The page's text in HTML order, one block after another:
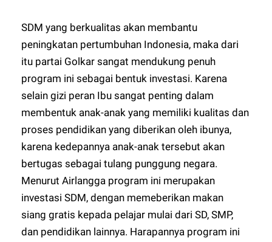
SDM yang berkualitas akan membantu
peningkatan pertumbuhan Indonesia, maka dari
itu partai Golkar sangat mendukung penuh
program ini sebagai bentuk investasi. Karena
selain gizi peran Ibu sangat penting dalam
membentuk anak-anak yang memiliki kualitas dan
proses pendidikan yang diberikan oleh ibunya,
karena kedepannya anak-anak tersebut akan
bertugas sebagai tulang punggung negara.
Menurut Airlangga program ini merupakan
investasi SDM, dengan memeberikan makan
siang gratis kepada pelajar mulai dari SD, SMP,
dan pendidikan lainnya. Harapannya program ini